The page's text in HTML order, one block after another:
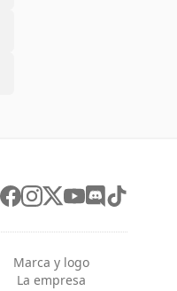
Marca y logo
La empresa